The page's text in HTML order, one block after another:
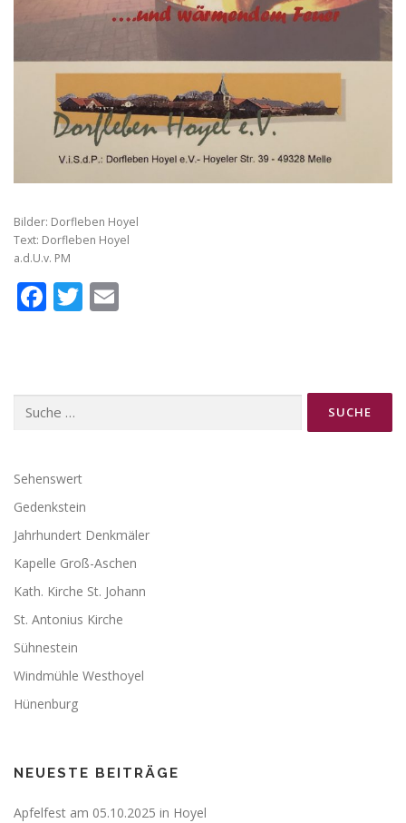
Bilder: Dorfleben Hoyel
Text: Dorfleben Hoyel
a.d.U.v. PM
Facebook
Twitter
nach:
Sehenswert
Gedenkstein
Jahrhundert Denkmäler
Kapelle Groß-Aschen
Kath. Kirche St. Johann
St. Antonius Kirche
Sühnestein
Windmühle Westhoyel
Hünenburg
NEUESTE BEITRÄGE
Apfelfest am 05.10.2025 in Hoyel